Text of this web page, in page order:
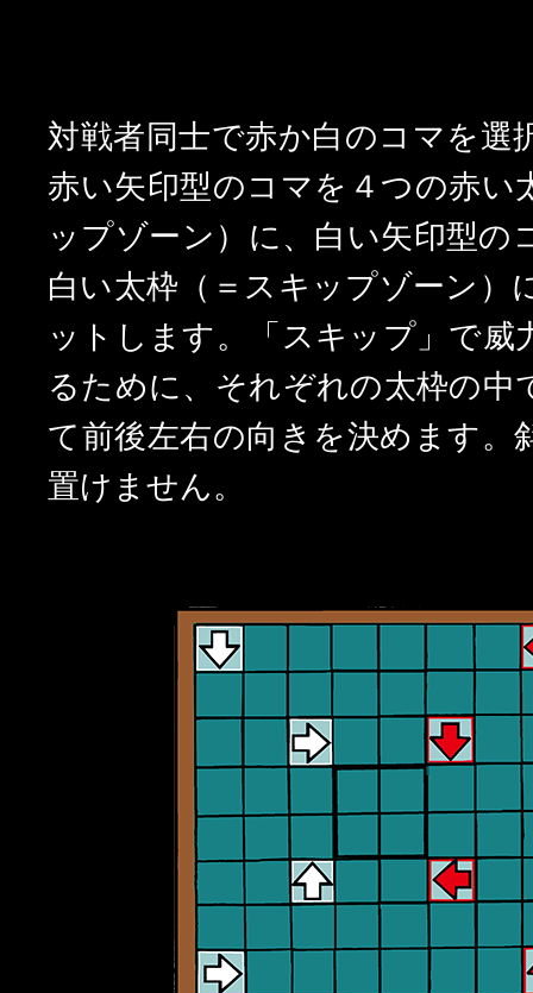
対戦者同士で赤か白のコマを選
赤い矢印型のコマを ４つの赤い
ップゾーン）に、白い矢印型の
白い太枠（＝スキップゾーン）
ットします。
「スキップ」で威
るために、それぞれの太枠の中
て前後左右の向きを決めます。
置けません。